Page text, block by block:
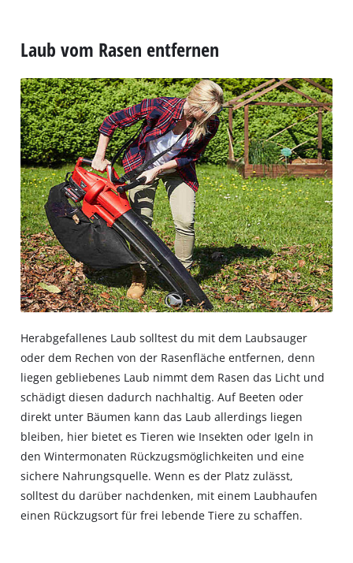
Laub vom Rasen entfernen
Herabgefallenes Laub solltest du mit dem Laubsauger
oder dem Rechen von der Rasenfläche entfernen, denn
liegen gebliebenes Laub nimmt dem Rasen das Licht und
schädigt diesen dadurch nachhaltig. Auf Beeten oder
direkt unter Bäumen kann das Laub allerdings liegen
bleiben, hier bietet es Tieren wie Insekten oder Igeln in
den Wintermonaten Rückzugsmöglichkeiten und eine
sichere Nahrungsquelle. Wenn es der Platz zulässt,
solltest du darüber nachdenken, mit einem Laubhaufen
einen Rückzugsort für frei lebende Tiere zu schaffen.